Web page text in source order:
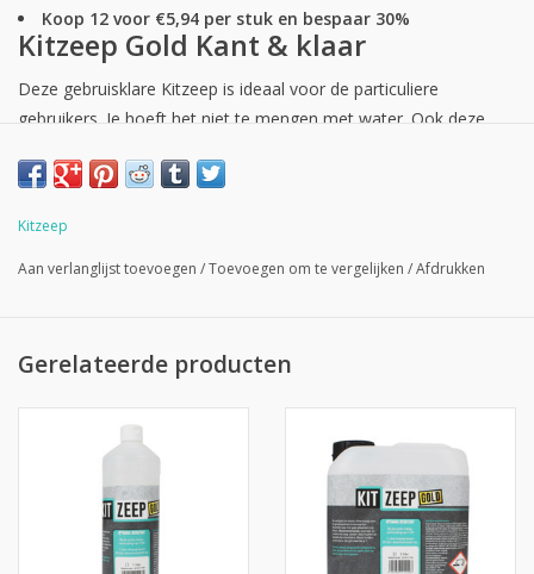
Koop 12 voor €5,94 per stuk en bespaar 30%
Kitzeep Gold Kant & klaar
Deze gebruisklare Kitzeep is ideaal voor de particuliere
gebruikers. Je hoeft het niet te mengen met water. Ook deze
afdichtingskit behouden. Gebruik de Kitzeep Kant & Klaar
polyurethaan-, en MS hybride-polymeer afdichtingkitten.
afstrijken en of gladstrijken van kitvoegen. Kitzeep Gold is PH-
neutraal en veilig voor de gebruiker. Geeft geen vergeling of
verkleuring van de afdichtingskitten. Daarnaast bevat de
professionele Kitzeep Gold Kant & Klaar afwerkzeep geen geur-
en kleurstoffen of siliconen. Biologisch afbreekbaar, kleurloos en
Kitzeep
Aan verlanglijst toevoegen /Toevoegen om te vergelijken /Afdrukken
Gerelateerde producten